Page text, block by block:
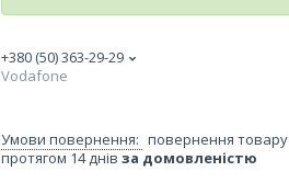
+380 (50) 363-29-29
Vodafone
повернення товару
протягом 14 днів за домовленістю